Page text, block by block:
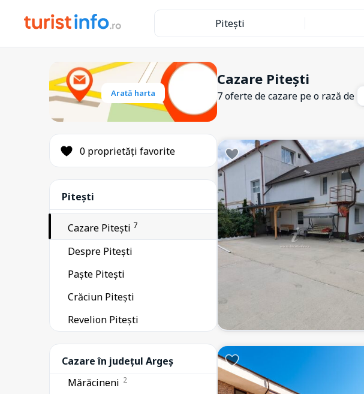
Pitești
Arată harta
0 proprietăți favorite
Pitești
Cazare Pitești 7
Despre Pitești
Paște Pitești
Crăciun Pitești
Revelion Pitești
Cazare în județul Argeș
Bughea de Sus
Cepari 1
Corbeni 25
Corbi 9
Curtea de Argeș 21
Câmpulung Muscel 42
Călinești 2
Dragoslavele
Dâmbovicioara
2
Hârtiești
Lacul Vidraru
Lerești 9
Mihăești 1
Mioarele 2
Moșoaia
Mușătești 3
Mărăcineni 2
Cazare Pitești
7 oferte de cazare pe o rază de